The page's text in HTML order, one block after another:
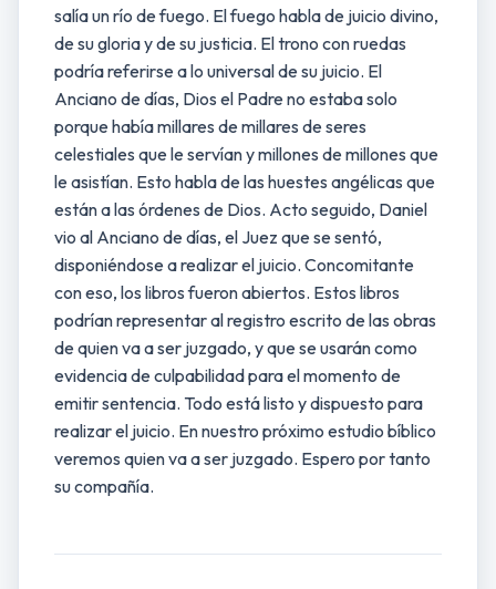
salía un río de fuego. El fuego habla de juicio divino,
de su gloria y de su justicia. El trono con ruedas
podría referirse a lo universal de su juicio. El
Anciano de días, Dios el Padre no estaba solo
porque había millares de millares de seres
celestiales que le servían y millones de millones que
le asistían. Esto habla de las huestes angélicas que
están a las órdenes de Dios. Acto seguido, Daniel
vio al Anciano de días, el Juez que se sentó,
disponiéndose a realizar el juicio. Concomitante
con eso, los libros fueron abiertos. Estos libros
podrían representar al registro escrito de las obras
de quien va a ser juzgado, y que se usarán como
evidencia de culpabilidad para el momento de
emitir sentencia. Todo está listo y dispuesto para
realizar el juicio. En nuestro próximo estudio bíblico
veremos quien va a ser juzgado. Espero por tanto
su compañía.